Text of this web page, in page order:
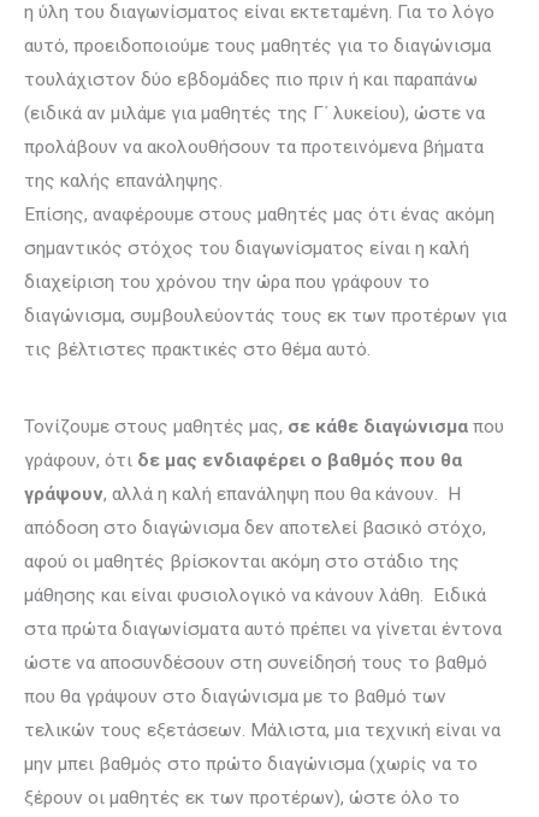
η ύλη του διαγωνίσματος είναι εκτεταμένη. Για το λόγο
αυτό, προειδοποιούμε τους μαθητές για το διαγώνισμα
τουλάχιστον δύο εβδομάδες πιο πριν ή και παραπάνω
(ειδικά αν μιλάμε για μαθητές της Γ΄ λυκείου), ώστε να
προλάβουν να ακολουθήσουν τα προτεινόμενα βήματα
της καλής επανάληψης.
Επίσης, αναφέρουμε στους μαθητές μας ότι ένας ακόμη
σημαντικός στόχος του διαγωνίσματος είναι η καλή
διαχείριση του χρόνου την ώρα που γράφουν το
διαγώνισμα, συμβουλεύοντάς τους εκ των προτέρων για
τις βέλτιστες πρακτικές στο θέμα αυτό.
Τονίζουμε στους μαθητές μας, σε κάθε διαγώνισμα που
γράφουν, ότι δε μας ενδιαφέρει ο βαθμός που θα
γράψουν, αλλά η καλή επανάληψη που θα κάνουν. Η
απόδοση στο διαγώνισμα δεν αποτελεί βασικό στόχο,
αφού οι μαθητές βρίσκονται ακόμη στο στάδιο της
μάθησης και είναι φυσιολογικό να κάνουν λάθη. Ειδικά
στα πρώτα διαγωνίσματα αυτό πρέπει να γίνεται έντονα
ώστε να αποσυνδέσουν στη συνείδησή τους το βαθμό
που θα γράψουν στο διαγώνισμα με το βαθμό των
τελικών τους εξετάσεων. Μάλιστα, μια τεχνική είναι να
μην μπει βαθμός στο πρώτο διαγώνισμα (χωρίς να το
ξέρουν οι μαθητές εκ των προτέρων), ώστε όλο το